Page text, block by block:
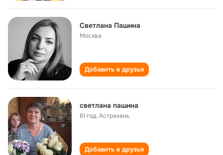
Светлана Пашина
Москва
Добавить в друзья
светлана пашина
61 год,Астрахань
Добавить в друзья